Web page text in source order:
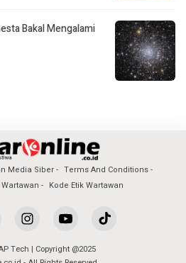
Bakal Mengalami
Media Siber
Terms And Conditions
Kode Etik Wartawan
Tech | Copyright @2025